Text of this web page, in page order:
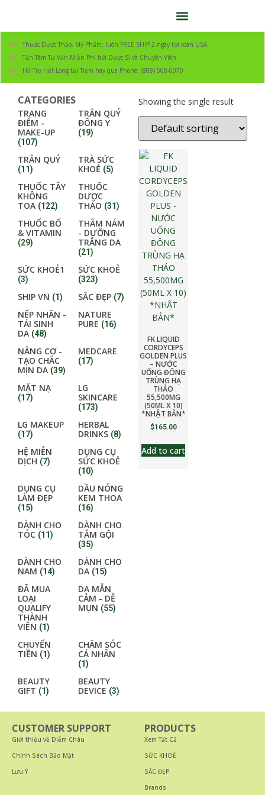
Thuốc Dược Thảo, Mỹ Phẩm: luôn FREE SHIP 2 ngày tới toàn USA
Tận Tâm Tư Vấn Miễn Phí bởi Dược Sĩ và Chuyên Viên
Hỗ Trợ Hết Lòng tại Tiệm hay qua Phone: (888) 568-6070
CATEGORIES
TRANG
ĐIỂM -
MAKE-UP
(107)
TRÂN QUÝ
ĐÔNG Y
(19)
TRÂN QUÝ
(11)
TRÀ SỨC
KHOẺ (5)
THUỐC TÂY
KHÔNG
TOA (122)
THUỐC
DƯỢC
THẢO (31)
THUỐC BỔ
& VITAMIN
(29)
THÂM NÁM
- DƯỠNG
TRẮNG DA
(21)
SỨC KHOẺ1
(3)
SỨC KHOẺ
(323)
SHIP VN (1) SẮC ĐẸP (7)
NẾP NHĂN -
TÁI SINH
DA (48)
NATURE
PURE (16)
NÂNG CƠ -
TẠO CHẮC
MỊN DA (39)
MEDCARE
(17)
MẶT NẠ
(17)
LG
SKINCARE
(173)
LG MAKEUP
(17)
HERBAL
DRINKS (8)
HỆ MIỄN
DỊCH (7)
DỤNG CỤ
SỨC KHOẺ
(10)
DỤNG CỤ
LÀM ĐẸP
(15)
DẦU NÓNG
KEM THOA
(16)
DÀNH CHO
TÓC (11)
DÀNH CHO
TẮM GỘI
(35)
DÀNH CHO
NAM (14)
DÀNH CHO
DA (15)
ĐÃ MUA
LOẠI
QUALIFY
THÀNH
VIÊN (1)
DA MẪN
CẢM - DỄ
MỤN (55)
CHUYỂN
TIỀN (1)
CHĂM SÓC
CÁ NHÂN
(1)
BEAUTY
GIFT (1)
BEAUTY
DEVICE (3)
Showing the single result
FK LIQUID
CORDYCEPS
GOLDEN PLUS
– NƯỚC
UỐNG ĐÔNG
TRÙNG HẠ
THẢO
55,500MG
(50ML X 10)
*NHẬT BẢN*
$165.00
Add to cart
CUSTOMER SUPPORT
Giới thiệu về Diễm Châu
Chính Sách Bảo Mật
Lưu Ý
PRODUCTS
Xem Tất Cả
SỨC KHOẺ
SẮC ĐẸP
Brands